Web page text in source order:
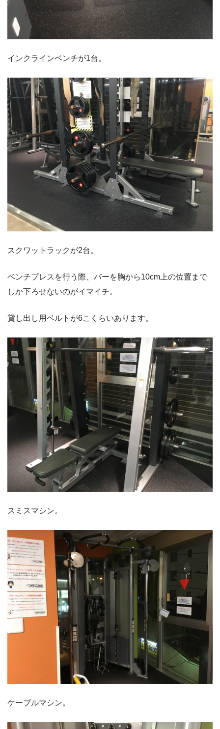
インクラインベンチが1台。
スクワットラックが2台。
ベンチプレスを行う際、バーを胸から10cm上の位置まで
しか下ろせないのがイマイチ。
貸し出し用ベルトが6こくらいあります。
スミスマシン。
ケーブルマシン。